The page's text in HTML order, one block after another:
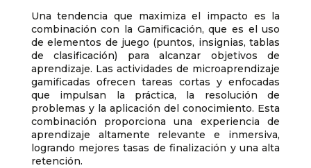
Una tendencia que maximiza el impacto es la
combinación con la Gamificación, que es el uso
de elementos de juego (puntos, insignias, tablas
de clasificación) para alcanzar objetivos de
aprendizaje. Las actividades de microaprendizaje
gamificadas ofrecen tareas cortas y enfocadas
que impulsan la práctica, la resolución de
problemas y la aplicación del conocimiento. Esta
combinación proporciona una experiencia de
aprendizaje altamente relevante e inmersiva,
logrando mejores tasas de finalización y una alta
retención.